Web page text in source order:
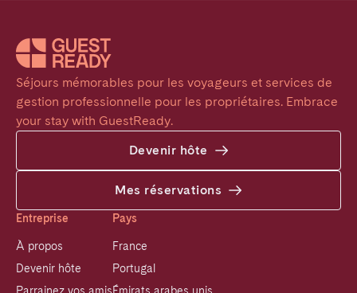
Séjours mémorables pour les voyageurs et services de
gestion professionnelle pour les propriétaires. Embrace
your stay with GuestReady.
Devenir hôte
Mes réservations
Entreprise
À propos
Devenir hôte
Pays
France
Portugal